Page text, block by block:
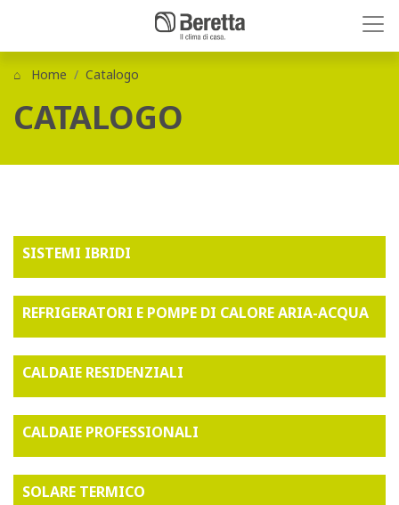
Home Catalogo
CATALOGO
SISTEMI IBRIDI
REFRIGERATORI E POMPE DI CALORE ARIA-ACQUA
CALDAIE RESIDENZIALI
CALDAIE PROFESSIONALI
SOLARE TERMICO